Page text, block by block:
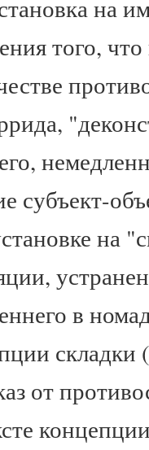
на
того, что
субъект-
на
в
складки
от